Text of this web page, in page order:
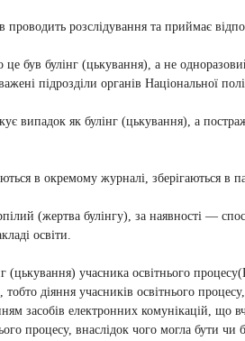
проводить розслідування та приймає
був булінг (цькування), а не
підрозділи органів Національної
випадок як булінг (цькування), а
в окремому журналі, зберігаються в
(жертва булінгу), за наявності —
освіти.
(цькування) учасника освітнього процесу(
тобто діяння учасників освітнього
засобів електронних комунікацій, що
процесу, внаслідок чого могла бути